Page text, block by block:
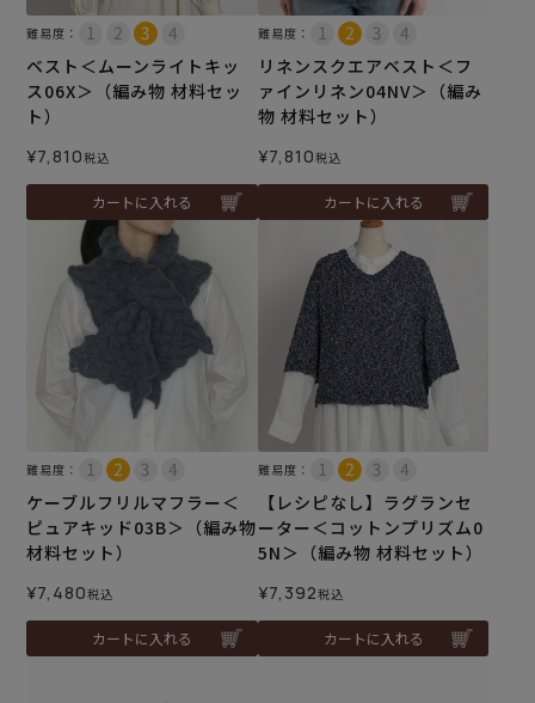
難易度：
ベスト＜ムーンライトキッ
ス06X＞（編み物 材料セッ
ト）
¥7,810税込
カートに入れる
難易度：
リネンスクエアベスト＜フ
ァインリネン04NV＞（編み
物 材料セット）
¥7,810税込
カートに入れる
難易度：
ケーブルフリルマフラー＜
ピュアキッド03B＞（編み物
材料セット）
¥7,480税込
カートに入れる
難易度：
【レシピなし】ラグランセ
ーター＜コットンプリズム0
5N＞（編み物 材料セット）
¥7,392税込
カートに入れる